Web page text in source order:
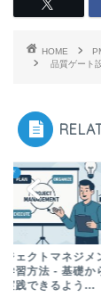
HOME
品質ゲート
学び
ジェクトマネジメ
学習方法 - 基礎か
実践できるよう...